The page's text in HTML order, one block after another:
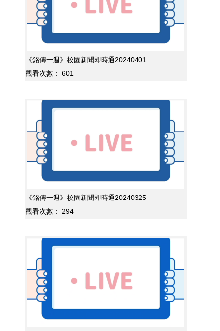
《銘傳一週》校園新聞即時通20240401
觀看次數：
601
《銘傳一週》校園新聞即時通20240325
觀看次數：
294